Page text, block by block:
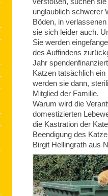
unglaublich schwerer
Böden, in
sie sich leider auch.
Sie werden
des Auffindens
Jahr
Katzen tatsächlich
werden sie dann,
Mitglied der Familie.
Warum wird die
domestizierten
die Kastration der
Beendigung des
Birgit Hellingrath aus